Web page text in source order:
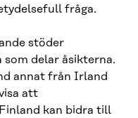
fråga.
stöder
delar åsikterna.
annat från Irland
att
kan bidra till